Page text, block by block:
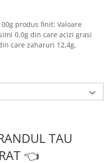
produs finit: Valoare
0,0g din care acizi grasi
care zaharuri 12,4g,
TAU
👈